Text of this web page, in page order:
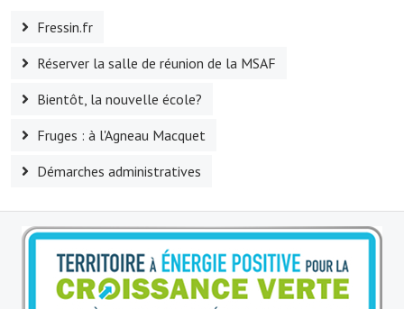
Fressin.fr
Réserver la salle de réunion de la MSAF
Bientôt, la nouvelle école?
Fruges : à l'Agneau Macquet
Démarches administratives